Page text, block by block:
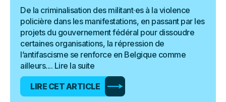
De la criminalisation des militant·es à la violence
policière dans les manifestations, en passant par les
projets du gouvernement fédéral pour dissoudre
certaines organisations, la répression de
l’antifascisme se renforce en Belgique comme
ailleurs.... Lire la suite
LIRE CET ARTICLE